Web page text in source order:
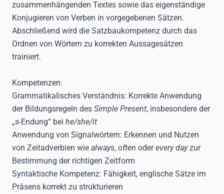
zusammenhängenden Textes sowie das eigenständige
Konjugieren von Verben in vorgegebenen Sätzen.
Abschließend wird die Satzbaukompetenz durch das
Ordnen von Wörtern zu korrekten Aussagesätzen
trainiert.
Kompetenzen:
Grammatikalisches Verständnis: Korrekte Anwendung
der Bildungsregeln des Simple Present, insbesondere der
„s-Endung“ bei he/she/it
Anwendung von Signalwörtern: Erkennen und Nutzen
von Zeitadverbien wie always, often oderevery dayzur
Bestimmung der richtigen Zeitform
Syntaktische Kompetenz: Fähigkeit, englische Sätze im
Präsens korrekt zu strukturieren